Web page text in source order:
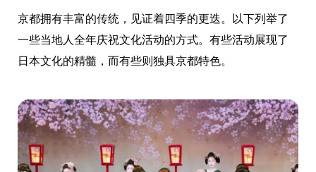
京都拥有丰富的传统，见证着四季的更迭。以下列举了
一些当地人全年庆祝文化活动的方式。有些活动展现了
日本文化的精髓，而有些则独具京都特色。